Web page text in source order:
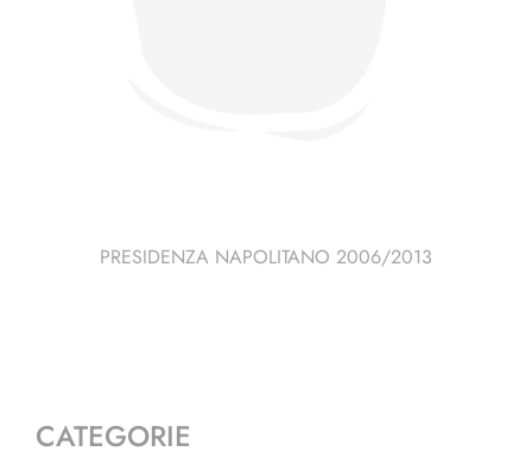
PRESIDENZA NAPOLITANO 2006/2013
CATEGORIE